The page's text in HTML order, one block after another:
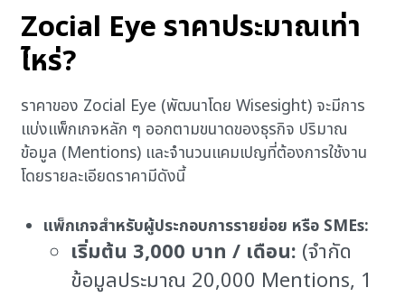
Zocial Eye ราคาประมาณเท่า
ไหร่?
ราคาของ Zocial Eye (พัฒนาโดย Wisesight) จะมีการ
แบ่งแพ็กเกจหลัก ๆ ออกตามขนาดของธุรกิจ ปริมาณ
ข้อมูล (Mentions) และจำนวนแคมเปญที่ต้องการใช้งาน
โดยรายละเอียดราคามีดังนี้
แพ็กเกจสำหรับผู้ประกอบการรายย่อย หรือ SMEs:
เริ่มต้น 3,000 บาท / เดือน: (จำกัด
ข้อมูลประมาณ 20,000 Mentions, 1